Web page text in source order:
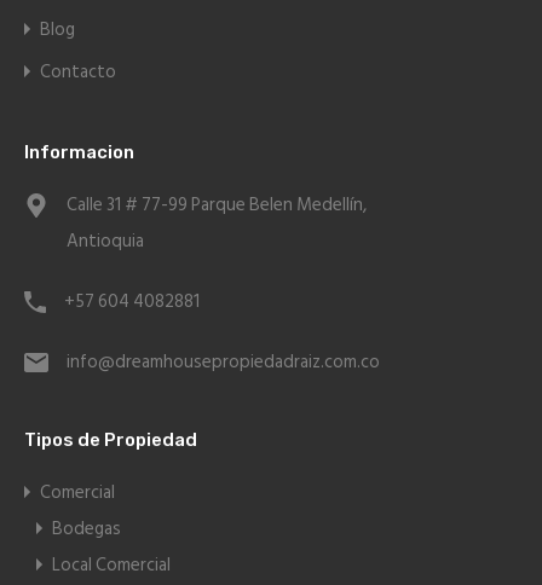
Blog
Contacto
Informacion
Calle 31 # 77-99 Parque Belen Medellín,
Antioquia
+57 604 4082881
info@dreamhousepropiedadraiz.com.co
Tipos de Propiedad
Comercial
Bodegas
Local Comercial